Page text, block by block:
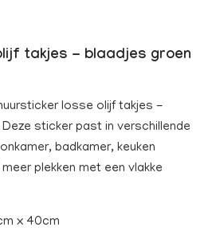
takjes - blaadjes groen
losse olijf takjes -
sticker past in verschillende
badkamer, keuken
plekken met een vlakke
x 40cm